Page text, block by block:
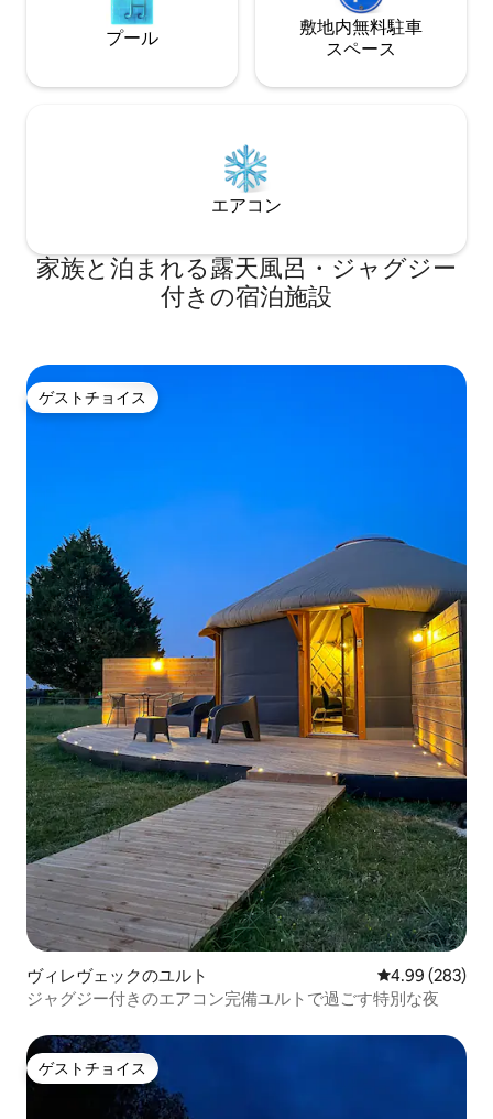
プール
敷地内無料駐⁠車
ス⁠ペ⁠ー⁠ス
エアコン
家族と泊まれる露天風呂・ジャグジー
付きの宿泊施設
ゲストチョイス
ゲストチョイス
ヴィレヴェックのユルト レビュー283
4.99 (283)
ジャグジー付きのエアコン完備ユルトで過ごす特別な夜
ゲストチョイス
ゲストチョイス